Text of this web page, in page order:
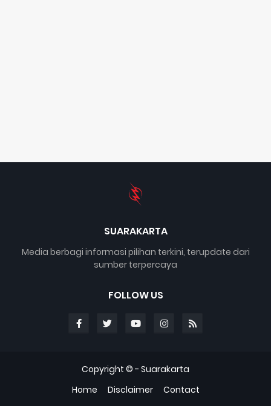
SUARAKARTA
Media berbagi informasi pilihan terkini, terupdate dari
sumber terpercaya
FOLLOW US
Copyright © - Suarakarta
Home
Disclaimer Contact